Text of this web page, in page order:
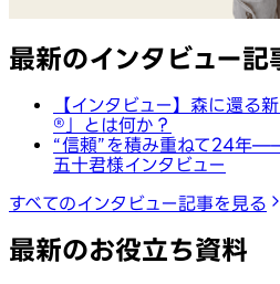
最新のインタビュー記
【インタビュー】森に還
®︎」とは何か？
“信頼”を積み重ねて24年
五十君様インタビュー
すべてのインタビュー記事を見る
最新のお役立ち資料